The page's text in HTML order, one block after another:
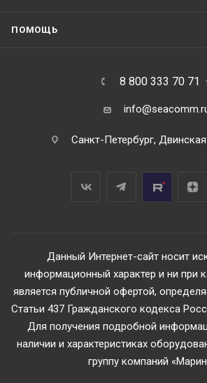
ПОМОЩЬ
8 800 333 70 71
Санкт-Петербург,
Данный Интернет-сайт носит
информационный характер и ни при
является публичной офертой,
Статьи 437 Гражданского кодекса
Для получения подробной
наличии и характеристиках
группу компаний